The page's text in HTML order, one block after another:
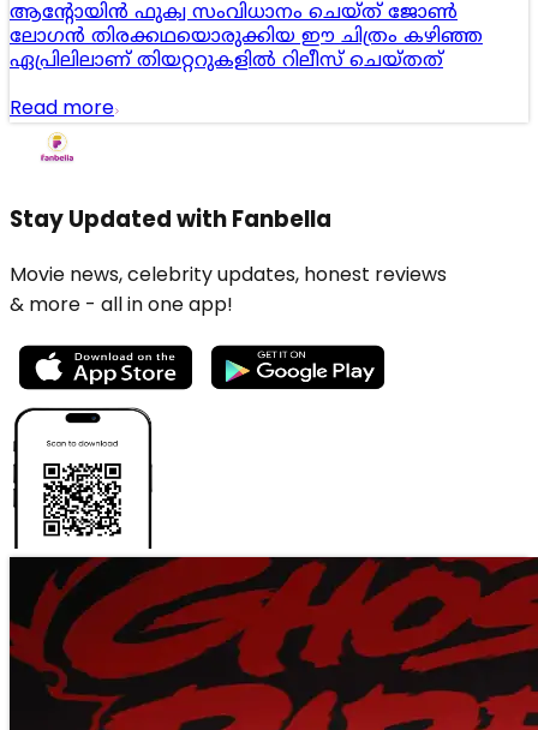
ആന്റോയിൻ ഫുക്വ സംവിധാനം ചെയ്ത് ജോൺ
ലോഗൻ തിരക്കഥയൊരുക്കിയ ഈ ചിത്രം കഴിഞ്ഞ
ഏപ്രിലിലാണ് തിയറ്ററുകളിൽ റിലീസ് ചെയ്തത്
Read more
Stay Updated with Fanbella
Movie news, celebrity updates, honest reviews
& more - all in one app!